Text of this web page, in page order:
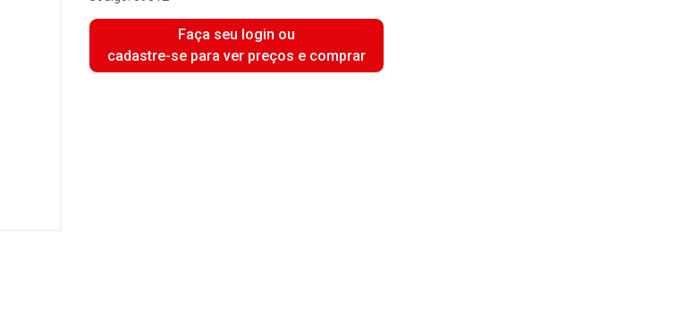
Faça seu login ou
cadastre-se para ver preços e comprar